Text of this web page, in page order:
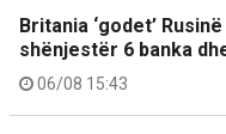
Britania ‘godet’
shënjestër 6 banka
06/08 15:43